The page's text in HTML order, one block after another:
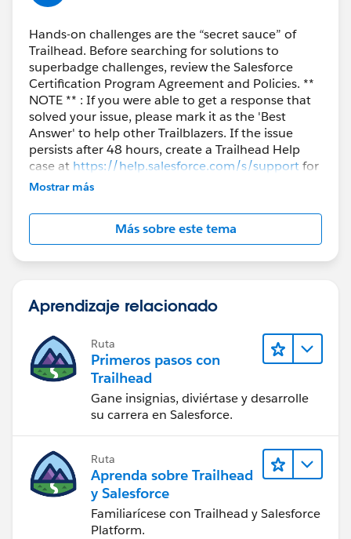
}
Hands-on challenges are the “secret sauce” of
Trailhead. Before searching for solutions to
superbadge challenges, review the Salesforce
Certification Program Agreement and Policies. **
NOTE ** : If you were able to get a response that
solved your issue, please mark it as the 'Best
Answer' to help other Trailblazers. If the issue
persists after 48 hours, create a Trailhead Help
case at https://help.salesforce.com/s/supportfor
further assistance.
Mostrar más
Más sobre este tema
Aprendizaje relacionado
Ruta
Primeros pasos con
Trailhead
Gane insignias, diviértase y desarrolle
su carrera en Salesforce.
Ruta
Aprenda sobre Trailhead
y Salesforce
Familiarícese con Trailhead y Salesforce
Platform.